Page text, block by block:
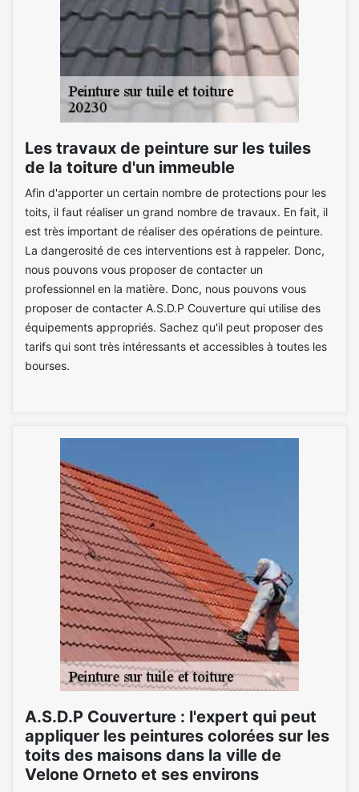
Les travaux de peinture sur les tuiles
de la toiture d'un immeuble
Afin d'apporter un certain nombre de protections pour les
toits, il faut réaliser un grand nombre de travaux. En fait, il
est très important de réaliser des opérations de peinture.
La dangerosité de ces interventions est à rappeler. Donc,
nous pouvons vous proposer de contacter un
professionnel en la matière. Donc, nous pouvons vous
proposer de contacter A.S.D.P Couverture qui utilise des
équipements appropriés. Sachez qu'il peut proposer des
tarifs qui sont très intéressants et accessibles à toutes les
bourses.
A.S.D.P Couverture : l'expert qui peut
appliquer les peintures colorées sur les
toits des maisons dans la ville de
Velone Orneto et ses environs